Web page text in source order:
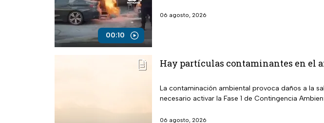
00:10
06 agosto, 2026
Hay partículas contaminantes en el
La contaminación ambiental provoca daños a la
necesario activar la Fase 1 de Contingencia
06 agosto, 2026